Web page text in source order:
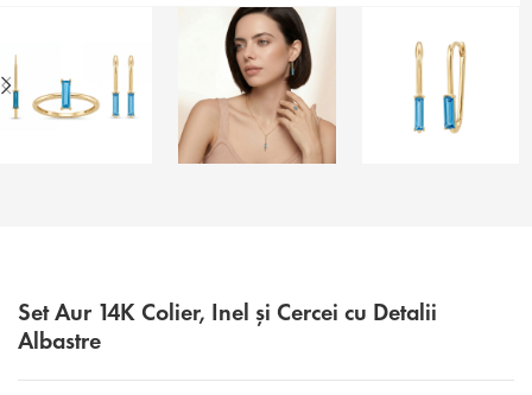
Set Aur 14K Colier, Inel și Cercei cu Detalii
Albastre